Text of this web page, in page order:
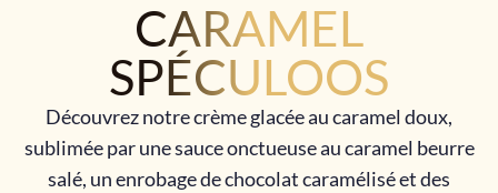
CARAMEL
SPÉCULOOS
Découvrez notre crème glacée au caramel doux,
sublimée par une sauce onctueuse au caramel beurre
salé, un enrobage de chocolat caramélisé et des